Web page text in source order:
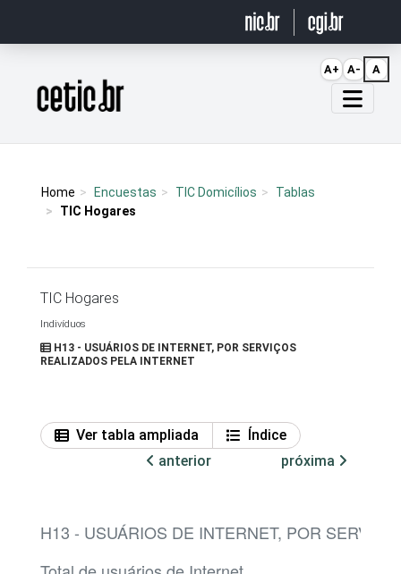
Página inicial
Home Encuestas TIC Domicílios
Tablas
TIC Hogares
TIC Hogares
Indivíduos
H13 - USUÁRIOS DE INTERNET, POR SERVIÇOS
REALIZADOS PELA INTERNET
Ver tabla ampliada
Índice
anterior
próxima
H13 - USUÁRIOS DE INTERNET, POR
A+ A- A